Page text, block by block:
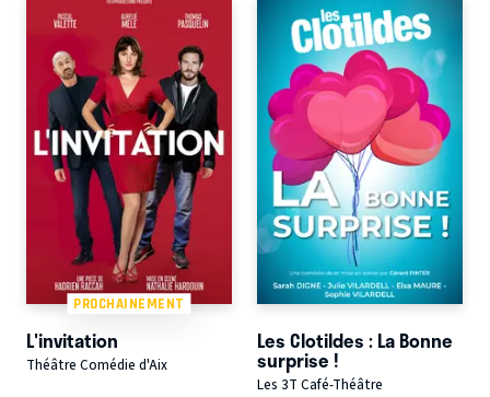
PROCHAINEMENT
L'invitation
Théâtre Comédie d'Aix
Les Clotildes : La Bonne
surprise !
Les 3T Café-Théâtre